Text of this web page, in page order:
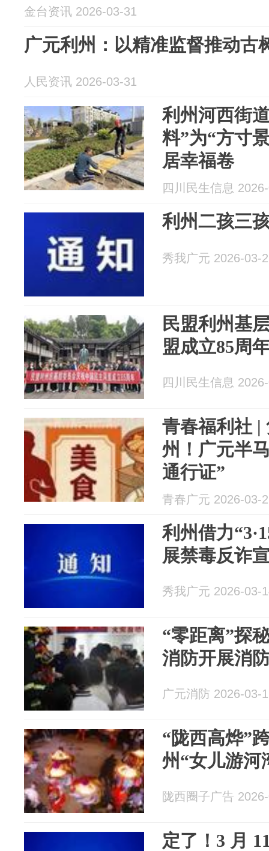
金台资讯 2026-03-31
广元利州：以精准监督推动古
人民资讯 2026-03-31
利州河西街
料”为“方寸
居幸福卷
四川民生信息
利州二孩三
秀我广元 2026-03-
民盟利州基
盟成立85周
四川民生信息
青春福利社 |
州！广元半
通行证”
青春广元 2026-03-
利州借力
展禁毒反诈
秀我广元 2026-03-
“零距离”探
消防开展消
广元消防 2026-03-
“陇西高烨”
州“女儿游河
陇西圈子广告
定了！3 月